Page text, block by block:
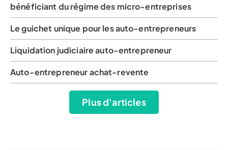
bénéficiant du régime des micro-entreprises
Le guichet unique pour les auto-entrepreneurs
Liquidation judiciaire auto-entrepreneur
Auto-entrepreneur achat-revente
Plus d'articles